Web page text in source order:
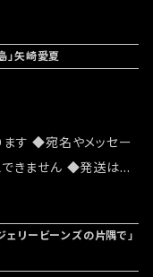
す ◆確実にお手にした
インショップでのご注
送は 2022/03/20イ
ります
」矢崎愛夏
す ◆宛名やメッセー
できません ◆発送はラ
こちらのオンラインシ
い致します ◆発送は 2
ェリービーンズの片隅で」